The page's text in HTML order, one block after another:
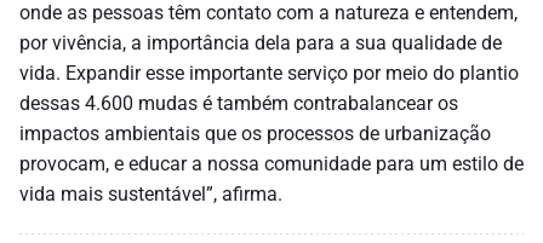
onde as pessoas têm contato com a natureza e entendem,
por vivência, a importância dela para a sua qualidade de
vida. Expandir esse importante serviço por meio do plantio
dessas 4.600 mudas é também contrabalancear os
impactos ambientais que os processos de urbanização
provocam, e educar a nossa comunidade para um estilo de
vida mais sustentável”, afirma.